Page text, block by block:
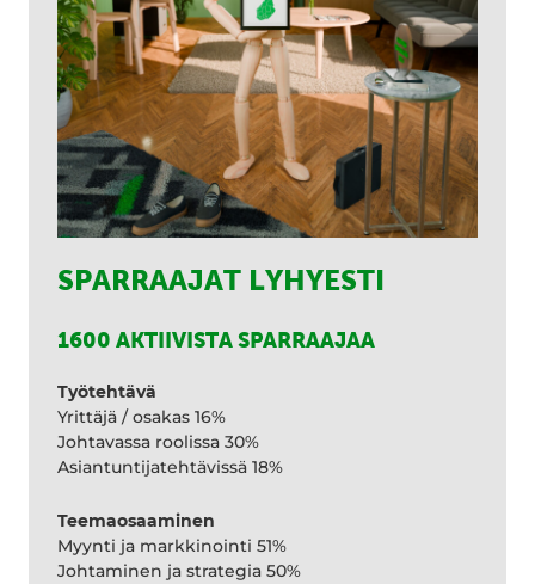
SPARRAAJAT LYHYESTI
1600 AKTIIVISTA SPARRAAJAA
Työtehtävä
Yrittäjä / osakas 16%
Johtavassa roolissa 30%
Asiantuntijatehtävissä 18%
Teemaosaaminen
Myynti ja markkinointi 51%
Johtaminen ja strategia 50%